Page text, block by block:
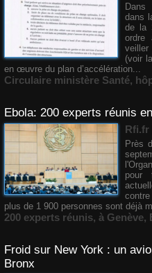
Dans
dans
de la
ordre
veiller
(voir
en œuvre du plan d’accélération...
Circulaire ministère Santé,
Ebola: 200 experts réunis
Rfi.fr
Près
pour
plus de 1 900 personnes sont déjà
200 experts réunis, à Genève,
Froid sur New York : un
Bronx